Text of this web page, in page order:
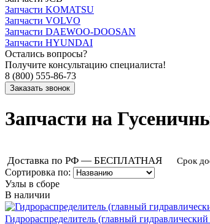
Запчасти KOMATSU
Запчасти VOLVO
Запчасти DAEWOO-DOOSAN
Запчасти HYUNDAI
Остались вопросы?
Получите консультацию специалиста!
8 (800) 555-86-73
Запчасти на
Доставка по РФ — БЕСПЛАТНАЯ Срок
Сортировка по:
Узлы в сборе
В наличии
Гидрораспределитель (главный гидравлический